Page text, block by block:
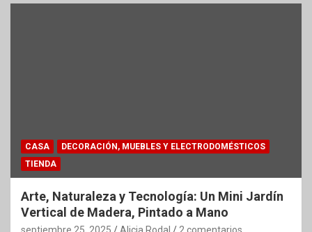
CASA
DECORACIÓN, MUEBLES Y ELECTRODOMÉSTICOS
TIENDA
Arte, Naturaleza y Tecnología: Un Mini Jardín
Vertical de Madera, Pintado a Mano
septiembre 25, 2025 Alicia Rodal 2 comentarios